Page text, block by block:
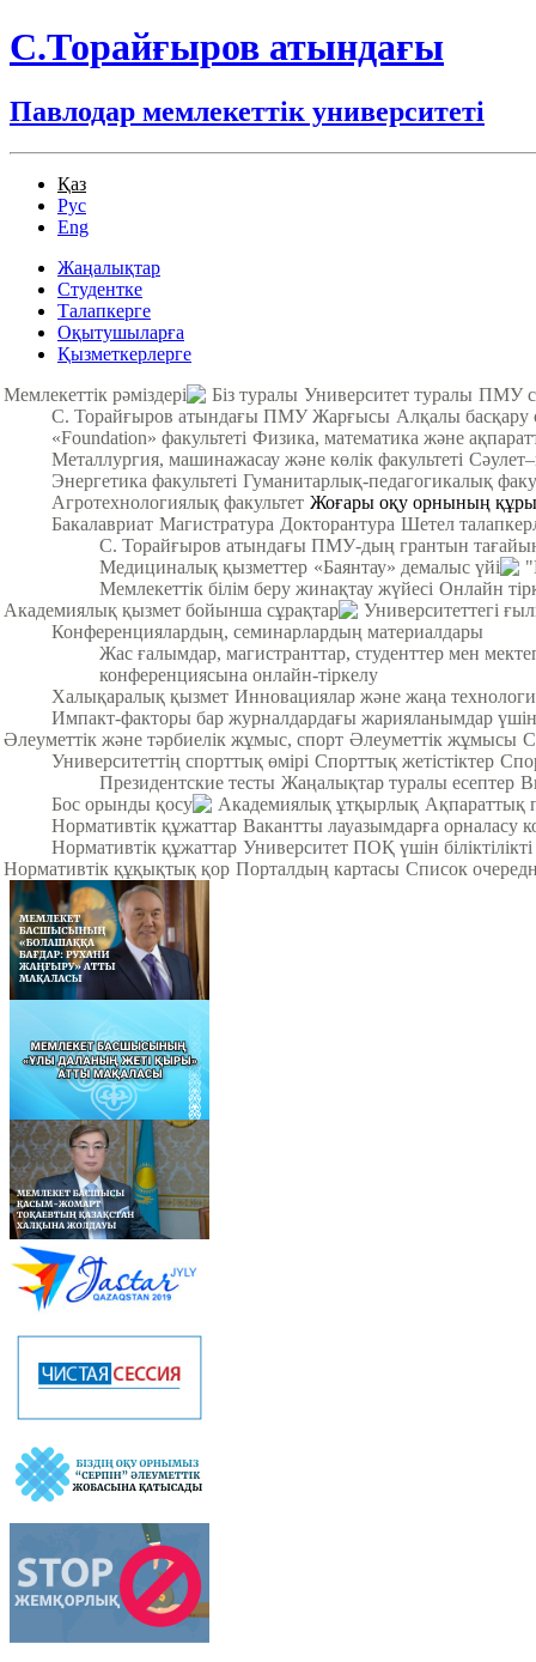
С.Торайғыров атындағы
Павлодар мемлекеттік университеті
Қаз
Рус
Eng
Жаңалықтар
Студентке
Талапкерге
Оқытушыларға
Қызметкерлерге
Мемлекеттік рәміздері
Біз туралы Университет туралы ПМУ
С. Торайғыров атындағы ПМУ Жарғысы Алқалы басқару
«Foundation» факультеті Физика, математика және
Металлургия, машинажасау және көлік факультеті
Энергетика факультеті Гуманитарлық-педагогикалық
Агротехнологиялық факультет Жоғары оқу орнының
Бакалавриат Магистратура Докторантура Шетел
С. Торайғыров атындағы ПМУ-дың грантын
Медициналық қызметтер «Баянтау» демалыс үйі
Мемлекеттік білім беру жинақтау жүйесі Онлайн
Академиялық қызмет бойынша сұрақтар
Университеттегі
Конференциялардың, семинарлардың материалдары
Жас ғалымдар, магистранттар, студенттер мен
конференциясына онлайн-тіркелу
Халықаралық қызмет Инновациялар және жаңа
Импакт-факторы бар журналдардағы жарияланымдар үшін
Әлеуметтік және тәрбиелік жұмыс, спорт Әлеуметтік жұмысы
Университеттің спорттық өмірі Спорттық жетістіктер
Президентские тесты Жаңалықтар туралы есептер
Бос орынды қосу
Академиялық ұтқырлық Ақпараттық
Нормативтік құжаттар Вакантты лауазымдарға орналасу
Нормативтік құжаттар Университет ПОҚ үшін
Нормативтік құқықтық қор Порталдың картасы Список